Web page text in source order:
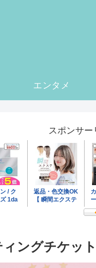
エンタメ
スポンサー
ングチケッ